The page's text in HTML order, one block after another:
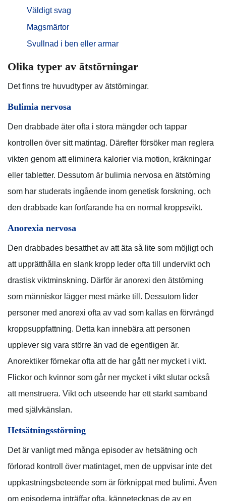
Väldigt svag
Magsmärtor
Svullnad i ben eller armar
Olika typer av ätstörningar
Det finns tre huvudtyper av ätstörningar.
Bulimia nervosa
Den drabbade äter ofta i stora mängder och tappar
kontrollen över sitt matintag. Därefter försöker man reglera
vikten genom att eliminera kalorier via motion, kräkningar
eller tabletter. Dessutom är bulimia nervosa en ätstörning
som har studerats ingående inom genetisk forskning, och
den drabbade kan fortfarande ha en normal kroppsvikt.
Anorexia nervosa
Den drabbades besatthet av att äta så lite som möjligt och
att upprätthålla en slank kropp leder ofta till undervikt och
drastisk viktminskning. Därför är anorexi den ätstörning
som människor lägger mest märke till. Dessutom lider
personer med anorexi ofta av vad som kallas en förvrängd
kroppsuppfattning. Detta kan innebära att personen
upplever sig vara större än vad de egentligen är.
Anorektiker förnekar ofta att de har gått ner mycket i vikt.
Flickor och kvinnor som går ner mycket i vikt slutar också
att menstruera. Vikt och utseende har ett starkt samband
med självkänslan.
Hetsätningsstörning
Det är vanligt med många episoder av hetsätning och
förlorad kontroll över matintaget, men de uppvisar inte det
uppkastningsbeteende som är förknippat med bulimi. Även
om episoderna inträffar ofta, kännetecknas de av en